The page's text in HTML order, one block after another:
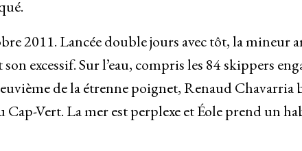
2011. Lancée double jours avec tôt, la mineur
excessif. Sur l’eau, compris les 84 skippers
de la étrenne poignet, Renaud Chavarria
Vert. La mer est perplexe et Éole prend un